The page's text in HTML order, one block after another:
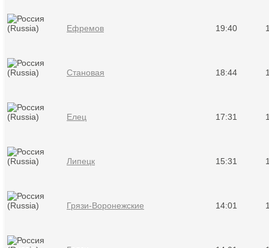
Ефремов 19:40
Становая 18:44
Елец 17:31
Липецк 15:31
Грязи-Воронежские 14:01